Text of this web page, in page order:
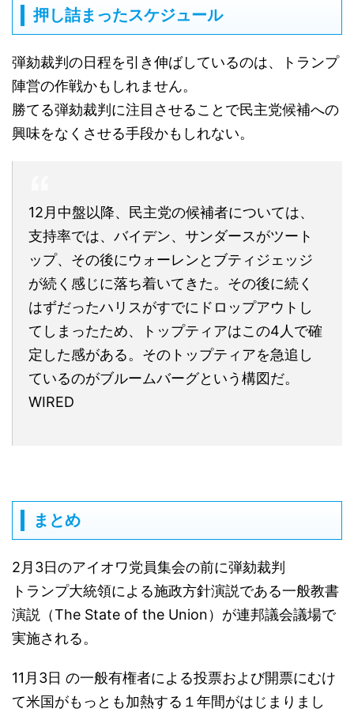
押し詰まったスケジュール
弾劾裁判の日程を引き伸ばしているのは、トランプ
陣営の作戦かもしれません。
勝てる弾劾裁判に注目させることで民主党候補への
興味をなくさせる手段かもしれない。
12月中盤以降、民主党の候補者については、
支持率では、バイデン、サンダースがツート
ップ、その後にウォーレンとブティジェッジ
が続く感じに落ち着いてきた。その後に続く
はずだったハリスがすでにドロップアウトし
てしまったため、トップティアはこの4人で確
定した感がある。そのトップティアを急追し
ているのがブルームバーグという構図だ。
WIRED
まとめ
2月3日のアイオワ党員集会の前に弾劾裁判
トランプ大統領による施政方針演説である一般教書
演説（The State of the Union）が連邦議会議場で
実施される。
11月3日 の一般有権者による投票および開票にむけ
て米国がもっとも加熱する１年間がはじまりまし